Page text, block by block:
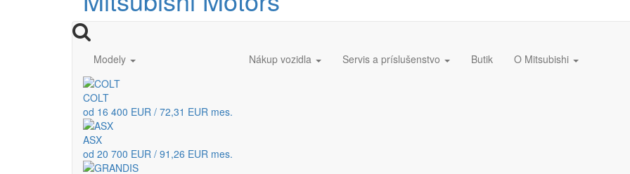
Modely
COLT
od 16 400 EUR / 72,31 EUR mes.
ASX
od 20 700 EUR / 91,26 EUR mes.
Nákup vozidla Servis a príslušenstvo Butik O Mitsubishi